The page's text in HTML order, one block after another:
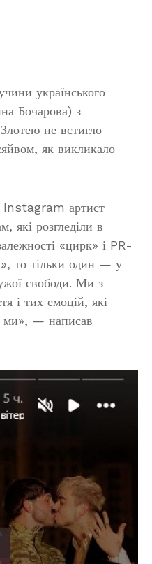
українського
Бочарова) з
не встигло
як викликало
Instagram артист
які розгледіли в
«цирк» і PR-
то тільки один — у
свободи. Ми з
і тих емоцій, які
ми», — написав